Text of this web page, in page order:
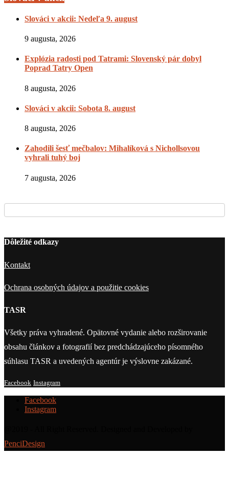
Slováci v akcii: Nedeľa 9. august
9 augusta, 2026
Explózia radosti pod Tatrami: Slovenský pár dobyl
Poprad Tatry Open
8 augusta, 2026
Slováci v akcii: Sobota 8. august
8 augusta, 2026
Zahodili šesť mečbalov: Mihalíková s Nichollsovou
vyhrali tuhý boj
7 augusta, 2026
Dôležité odkazy
Kontakt
Ochrana osobných údajov a použitie cookies
TASR
Všetky práva vyhradené. Opätovné vydanie alebo rozširovanie
obsahu článkov a fotografií bez predchádzajúceho písomného
súhlasu TASR a uvedených agentúr je výslovne zakázané.
Facebook Instagram
Facebook
Instagram
PenciDesign